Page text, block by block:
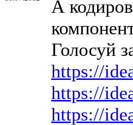
А
Голосуй
https://
https://
https://